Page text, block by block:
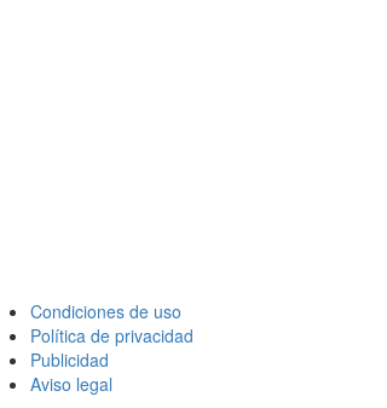
Condiciones de uso
Política de privacidad
Publicidad
Aviso legal